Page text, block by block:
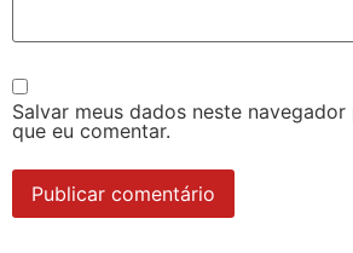
Salvar meus dados neste
que eu comentar.